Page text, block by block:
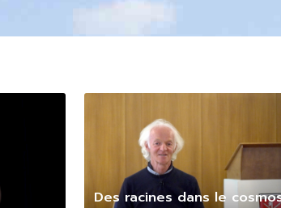
Des racines dans le